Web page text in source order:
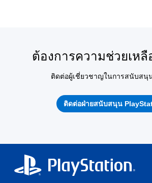
ต้องการความช่วยเหลื
ติดต่อผู้เชี่ยวชาญในการสนับสนุ
ติดต่อฝ่ายสนับสนุน